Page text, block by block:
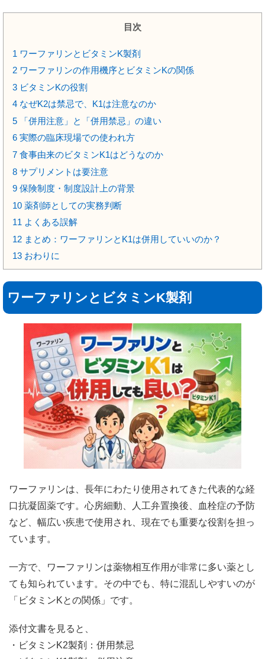
目次
1 ワーファリンとビタミンK製剤
2 ワーファリンの作用機序とビタミンKの関係
3 ビタミンKの役割
4 なぜK2は禁忌で、K1は注意なのか
5 「併用注意」と「併用禁忌」の違い
6 実際の臨床現場での使われ方
7 食事由来のビタミンK1はどうなのか
8 サプリメントは要注意
9 保険制度・制度設計上の背景
10 薬剤師としての実務判断
11 よくある誤解
12 まとめ：ワーファリンとK1は併用していいのか？
13 おわりに
ワーファリンとビタミンK製剤
ワーファリンは、長年にわたり使用されてきた代表的な経
口抗凝固薬です。心房細動、人工弁置換後、血栓症の予防
など、幅広い疾患で使用され、現在でも重要な役割を担っ
ています。
一方で、ワーファリンは薬物相互作用が非常に多い薬とし
ても知られています。その中でも、特に混乱しやすいのが
「ビタミンKとの関係」です。
添付文書を見ると、
・ビタミンK2製剤：併用禁忌